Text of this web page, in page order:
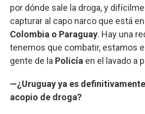
por dónde sale la droga, y
capturar al capo narco que está en
Colombia o Paraguay. Hay una
tenemos que combatir, estamos
gente de la Policía en el lavado a
—¿Uruguay ya es
acopio de droga?